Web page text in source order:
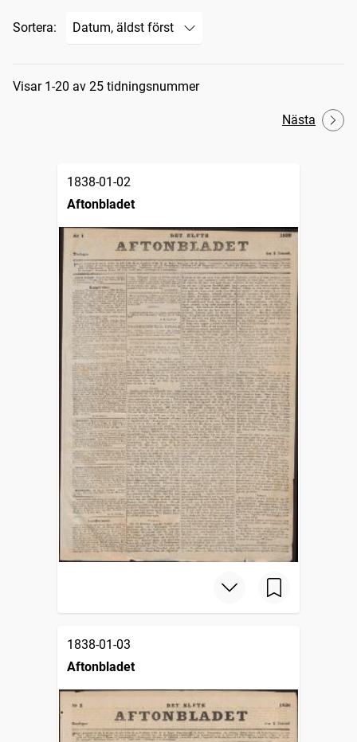
Sortera:
Sökresultat
Visar 1-20 av 25 tidningsnummer
Nästa
1838-01-02
Aftonbladet
1838-01-03
Aftonbladet